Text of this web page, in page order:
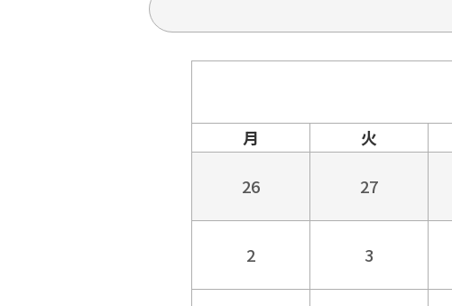
月 火
26 27
2 3